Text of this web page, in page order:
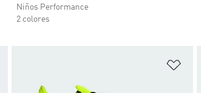
Niños Performance
2 colores